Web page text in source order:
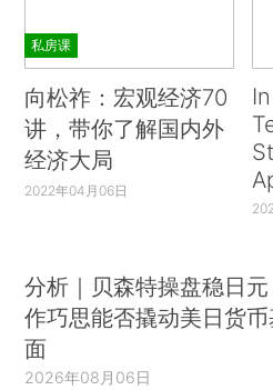
私房课
向松祚：宏观经济70
讲，带你了解国内外
经济大局
2022年04月06日
分析｜贝森特操盘稳日
作巧思能否撬动美日货
面
2026年08月06日